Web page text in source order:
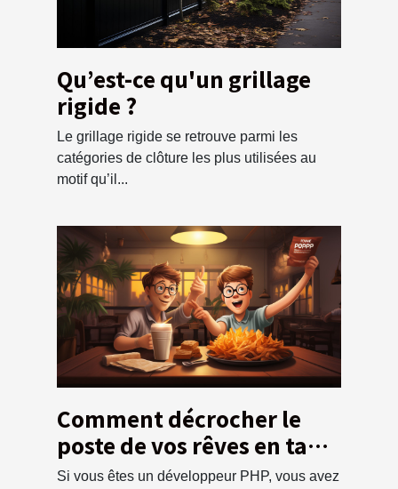
Qu’est-ce qu'un grillage
rigide ?
Le grillage rigide se retrouve parmi les
catégories de clôture les plus utilisées au
motif qu’il...
Comment décrocher le
poste de vos rêves en tant
que développeur PHP ?
Si vous êtes un développeur PHP, vous avez